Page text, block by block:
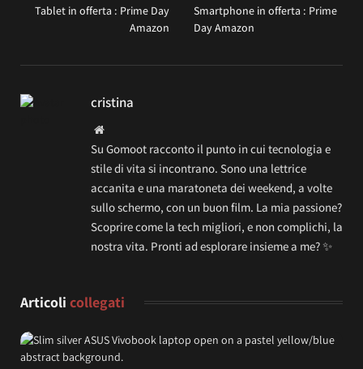
Tablet in offerta : Prime Day
Amazon
Smartphone in offerta : Prime
Day Amazon
cristina
Website
Su Gomoot racconto il punto in cui tecnologia e
stile di vita si incontrano. Sono una lettrice
accanita e una maratoneta dei weekend, a volte
sullo schermo, con un buon film. La mia passione?
Scoprire come la tech migliori, e non complichi, la
nostra vita. Pronti ad esplorare insieme a me? ✨
Articoli collegati